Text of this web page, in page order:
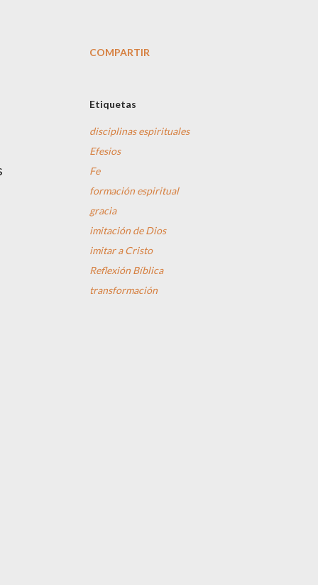
COMPARTIR
Etiquetas
disciplinas espirituales
Efesios
Fe
formación espiritual
gracia
imitación de Dios
imitar a Cristo
Reflexión Bíblica
transformación